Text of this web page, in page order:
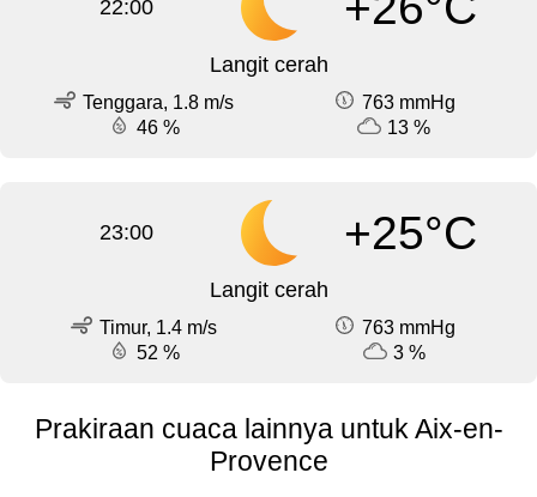
22:00
Langit cerah
Tenggara, 1.8 m/s
763 mmHg
46 %
13 %
23:00 +25°C
Langit cerah
Timur, 1.4 m/s
763 mmHg
52 %
3 %
Prakiraan cuaca lainnya untuk Aix-en-
Provence